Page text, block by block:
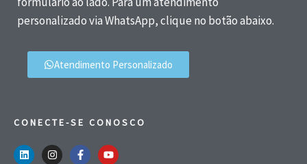
personalizado via WhatsApp, clique no botão abaixo.
Atendimento Personalizado
CONECTE-SE CONOSCO